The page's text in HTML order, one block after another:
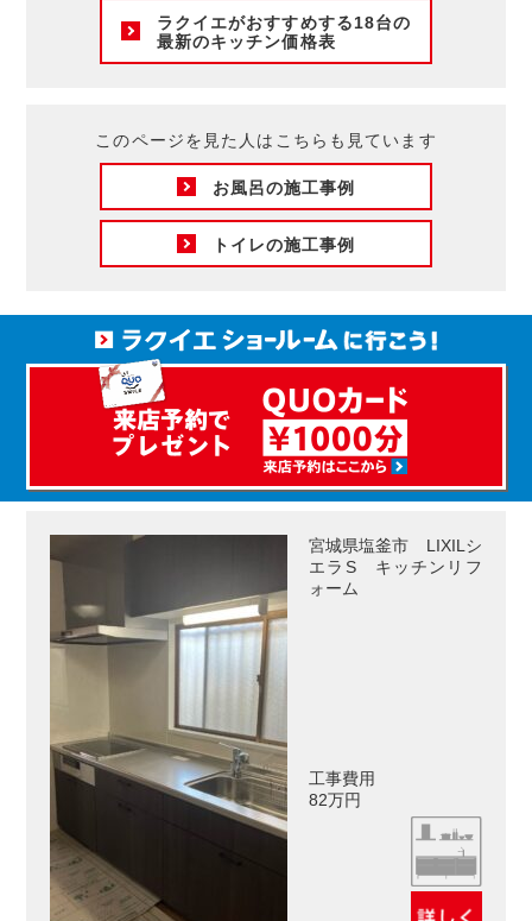
ラクイエがおすすめする18台の
最新のキッチン価格表
このページを見た人はこちらも見ています
お風呂の施工事例
トイレの施工事例
宮城県塩釜市 LIXILシ
エラS キッチンリフ
ォーム
工事費用
82万円